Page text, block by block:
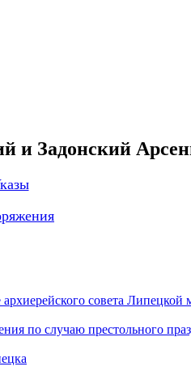
и Задонский
совета Липецкой
по случаю престольного